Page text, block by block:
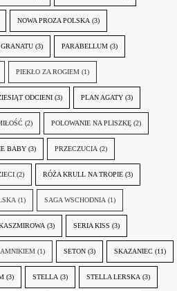
NOWA PROZA POLSKA (3)
(3) PARABELLUM (3)
PIEKŁO ZA ROGIEM (1)
ODCIENI (3) PLAN AGATY (3)
(2) POLOWANIE NA PLISZKĘ (2)
BABY (3) PRZECZUCIA (2)
(2) RÓŻA KRULL NA TROPIE (3)
(1) SAGA WSCHODNIA (1)
(3) SERIA KISS (3)
(1) SETON (3) SKAZANIEC (11)
(3) STELLA (3) STELLA LERSKA (3)